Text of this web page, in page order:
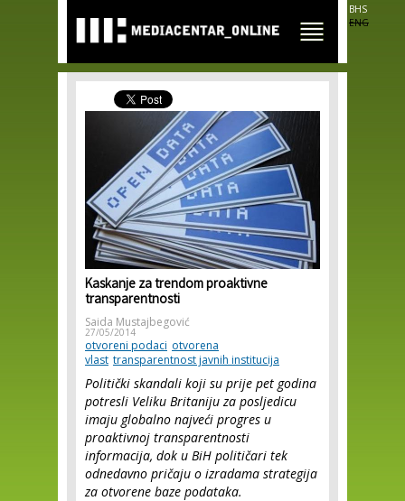
main
content
BHS
ENG
Kaskanje za trendom proaktivne
transparentnosti
Saida Mustajbegović
27/05/2014
otvoreni podaci otvorena
vlast transparentnost javnih institucija
Politički skandali koji su prije pet godina
potresli Veliku Britaniju za posljedicu
imaju globalno najveći progres u
proaktivnoj transparentnosti
informacija, dok u BiH političari tek
odnedavno pričaju o izradama strategija
za otvorene baze podataka.